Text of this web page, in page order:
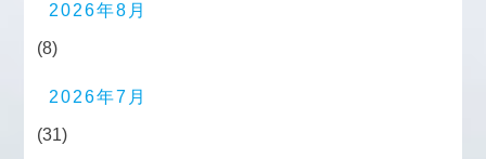
2026年8月
(8)
2026年7月
(31)